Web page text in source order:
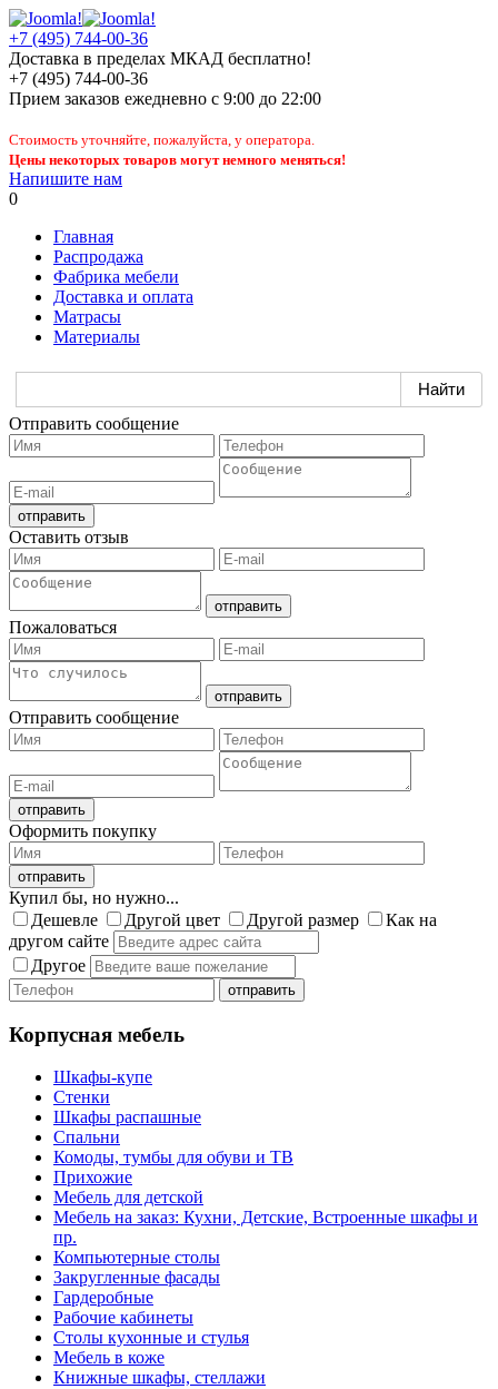
+7 (495) 744-00-36
Доставка в пределах МКАД бесплатно!
+7 (495) 744-00-36
Прием заказов ежедневно с 9:00 до 22:00
Стоимость уточняйте, пожалуйста, у оператора.
Цены некоторых товаров могут немного меняться!
Напишите нам
0
Главная
Распродажа
Фабрика мебели
Доставка и оплата
Матрасы
Материалы
Отправить сообщение
Оставить отзыв
Пожаловаться
Отправить сообщение
Оформить покупку
Купил бы, но нужно...
Дешевле
Другой цвет Другой размер
Как на
другом сайте
Другое
Корпусная мебель
Шкафы-купе
Стенки
Шкафы распашные
Спальни
Комоды, тумбы для обуви и ТВ
Прихожие
Мебель для детской
Мебель на заказ: Кухни, Детские, Встроенные шкафы и
пр.
Компьютерные столы
Закругленные фасады
Гардеробные
Рабочие кабинеты
Столы кухонные и стулья
Мебель в коже
Книжные шкафы, стеллажи